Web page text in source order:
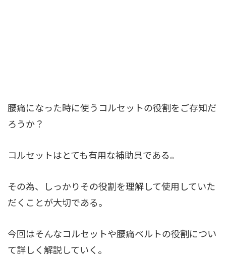
腰痛になった時に使うコルセットの役割をご存知だ
ろうか？
コルセットはとても有用な補助具である。
その為、しっかりその役割を理解して使用していた
だくことが大切である。
今回はそんなコルセットや腰痛ベルトの役割につい
て詳しく解説していく。